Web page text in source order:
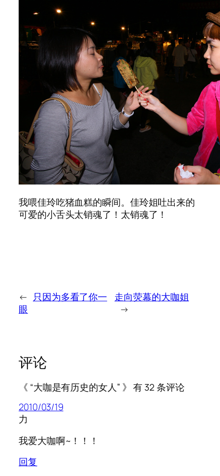
我喂佳玲吃猪血糕的瞬间。佳玲姐吐出来的
可爱的小舌头太销魂了！太销魂了！
← 只因为多看了你一
眼
走向荧幕的大咖姐
→
评论
《 “大咖是有历史的女人” 》 有 32 条评论
2010/03/19
力
我爱大咖啊~！！！
回复